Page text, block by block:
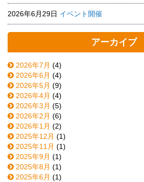
2026年6月29日 イベント開催
アーカイブ
2026年7月 (4)
2026年6月 (4)
2026年5月 (9)
2026年4月 (4)
2026年3月 (5)
2026年2月 (6)
2026年1月 (2)
2025年12月 (1)
2025年11月 (1)
2025年9月 (1)
2025年8月 (1)
2025年6月 (1)